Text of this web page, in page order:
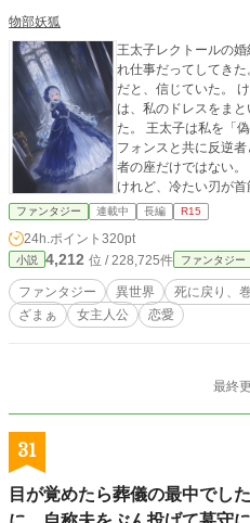
物部妖狐
王太子レクトールの
れ仕事だってしてきた。 恋だと思っていた。 愛されてい
だと、信じていた。 けれど婚約披露の夜、彼の隣にいたの
は、私のドレスをま
た。 王太子は私を「偽物の公爵令嬢」と呼び、第二王子アル
フォンスと共に反逆者として処刑
者の座だけではない。
けれど、冷たい刃が
る。 もう二度と、誰かのために都合のいい駒にはならない。
もう二度と、偽物に本物の座
ぶ。 誰を愛し、誰を裁き
物と呼んだ王太子へ。
です。 【AI補助利用について】 本作では、以下の範囲でAIを
補助的に利用しています。 ・アイデアの整理 ・設
確認 ・誤字脱字、文法、表記
法、表記揺れの確認。 忙しい時などに誤字脱字や設定の確認
ラクターの根幹部分
者本人による執筆の
ファンタジー 連載中 長編 R15
24h.ポイント 320pt
小説 4,212 位 / 228,725件 ファンタジー
ファンタジー 異世界 死に戻り、
ざまぁ
女主人公 恋愛
最終
31
目が覚めたら葬儀の最中でし